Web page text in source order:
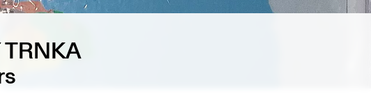
TRNKA